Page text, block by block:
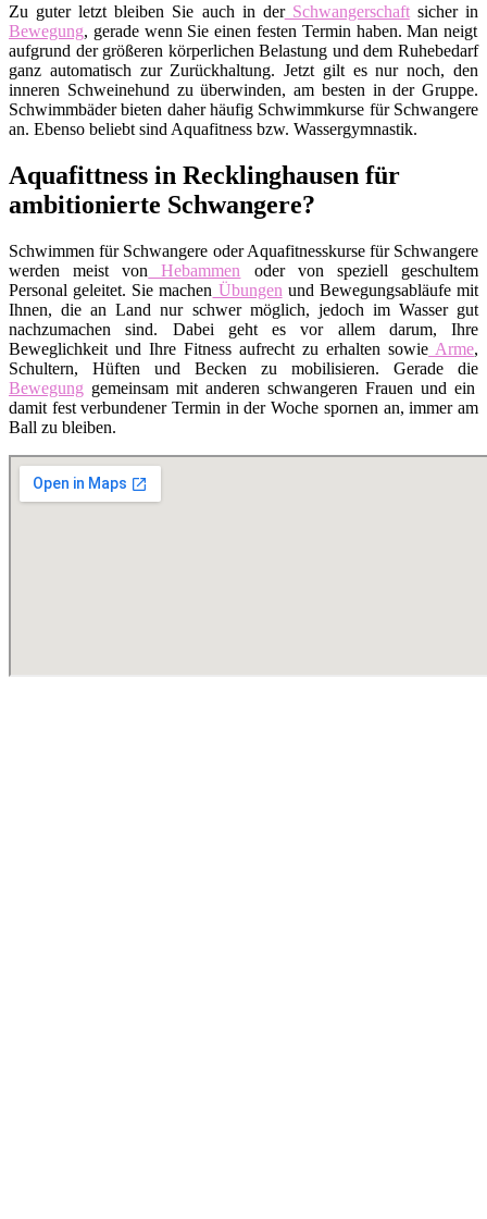
Zu guter letzt bleiben Sie auch in derSchwangerschaftsicher in
Bewegung, gerade wenn Sie einen festen Termin haben. Man neigt
aufgrund der größeren körperlichen Belastung und dem Ruhebedarf
ganz automatisch zur Zurückhaltung. Jetzt gilt es nur noch, den
inneren Schweinehund zu überwinden, am besten in der Gruppe.
Schwimmbäder bieten daher häufig Schwimmkurse für Schwangere
an. Ebenso beliebt sind Aquafitness bzw. Wassergymnastik.
Aquafittness in Recklinghausen für
ambitionierte Schwangere?
Schwimmen für Schwangere oder Aquafitnesskurse für Schwangere
werden meist von Hebammen oder von speziell geschultem
Personal geleitet. Sie machen Übungen und Bewegungsabläufe mit
Ihnen, die an Land nur schwer möglich, jedoch im Wasser gut
nachzumachen sind. Dabei geht es vor allem darum, Ihre
Beweglichkeit und Ihre Fitness aufrecht zu erhalten sowie Arme,
Schultern, Hüften und Becken zu mobilisieren. Gerade die
Bewegung gemeinsam mit anderen schwangeren Frauen und ein
damit fest verbundener Termin in der Woche spornen an, immer am
Ball zu bleiben.